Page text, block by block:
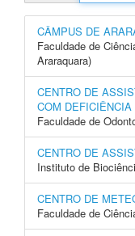
CÂMPUS DE
Faculdade de
Araraquara)
CENTRO DE
COM DEFICIÊNCIA
Faculdade de
CENTRO DE
Instituto de
CENTRO DE
Faculdade de